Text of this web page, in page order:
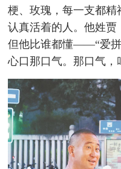
梗、玫瑰，每一支都
认真活着的人。他姓贾
但他比谁都懂——“爱拼
心口那口气。那口气，